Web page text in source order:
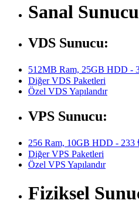
Sanal
VDS Sunucu:
512MB Ram, 25GB HDD -
Diğer VDS Paketleri
Özel VDS Yapılandır
VPS Sunucu:
256 Ram, 10GB HDD - 233
Diğer VPS Paketleri
Özel VPS Yapılandır
Fiziksel